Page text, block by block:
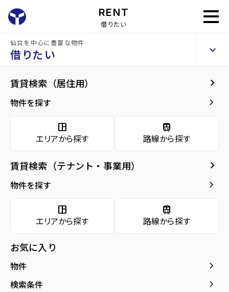
RENT
借りたい
仙台を中心に豊富な物件
借りたい keyboard_arrow_up
賃貸検索（居住用） keyboard_arrow_right
物件を探す keyboard_arrow_right
space_dashboard
エリアから探す
train
路線から探す
賃貸検索（テナント・事業用） keyboard_arrow_right
物件を探す keyboard_arrow_right
space_dashboard
エリアから探す
train
路線から探す
お気に入り
物件 keyboard_arrow_right
検索条件 keyboard_arrow_right
賃貸マンション コンフォルト支倉
建物概要
現在募集中の物件arrow_forward
arrow_forward
地図・周辺環境 arrow_forward
コンフォルト支倉
アクセス
仙台市地下鉄南北線/勾当台公園駅 徒歩12分
仙台市地下鉄東西線/大町西公園駅 徒歩13分
歩4分